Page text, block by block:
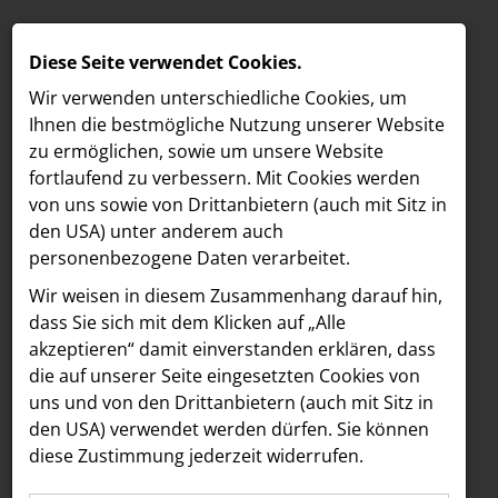
MELDUNGEN
LOEBELL NORDBERG
Lifestyle & Events
INNER
aehre
Astoria Artshow
Meldungen / LOEBELL NORDBERG
Text Bilder
11.10.2024
„Ring the bell“: VIPs
und
Diese Seite verwendet Cookies.
Wir verwenden unterschiedliche Cookies, um
Ihnen die best­mögliche Nutzung unserer Website
zu ermöglichen, sowie um unsere Website
fortlaufend zu verbessern. Mit Cookies werden
von uns sowie von Drittanbietern (auch mit Sitz in
den USA) unter anderem auch
personenbezogene Daten verarbeitet.
Wir weisen in diesem Zusammenhang darauf hin,
dass Sie sich mit dem Klicken auf „Alle
akzeptieren“ damit ein­ver­standen erklären, dass
die auf unserer Seite eingesetzten Cookies von
uns und von den Drittanbietern (auch mit Sitz in
den USA) verwendet werden dürfen. Sie können
diese Zustimmung jederzeit widerrufen.